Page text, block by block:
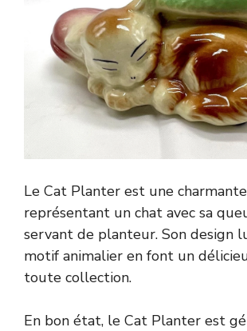
Le Cat Planter est une
représentant un chat avec sa
servant de planteur. Son design
motif animalier en font un
toute collection.
En bon état, le Cat Planter est